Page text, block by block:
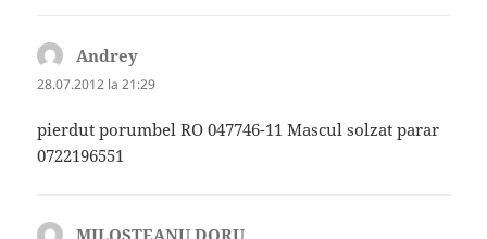
Andrey
28.07.2012 la 21:29
pierdut porumbel RO 047746-11 Mascul solzat parar
0722196551
MILOSTEANU DORU